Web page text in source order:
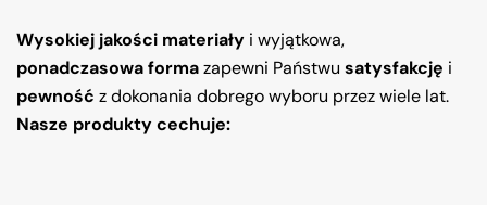
Wysokiej jakości materiały i wyjątkowa,
ponadczasowa formazapewni Państwu satysfakcję i
pewność z dokonania dobrego wyboru przez wiele lat.
Nasze produkty cechuje: